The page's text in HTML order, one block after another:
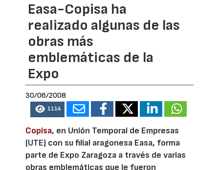
Easa-Copisa ha
realizado algunas de las
obras más
emblemáticas de la
Expo
30/06/2008
1114
Copisa, en Unión Temporal de Empresas
(UTE) con su filial aragonesa Easa, forma
parte de Expo Zaragoza a través de varias
obras emblemáticas que le fueron